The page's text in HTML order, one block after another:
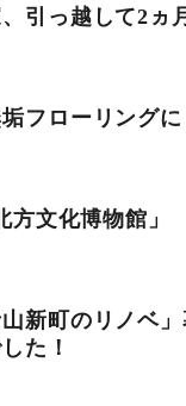
引っ越して2ヵ
フローリング
文化博物館」
新町のリノベ
た！